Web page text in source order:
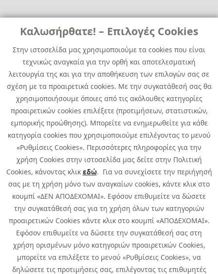
Καλωσήρθατε! – Επιλογές Cookies
Στην ιστοσελίδα μας χρησιμοποιούμε τα cookies που είναι
τεχνικώς αναγκαία για την ορθή και αποτελεσματική
λειτουργία της και για την αποθήκευση των επιλογών σας σε
σχέση με τα προαιρετικά cookies. Με την συγκατάθεσή σας θα
χρησιμοποιήσουμε όποιες από τις ακόλουθες κατηγορίες
προαιρετικών cookies επιλέξετε (προτιμήσεων, στατιστικών,
εμπορικής προώθησης). Μπορείτε να ενημερωθείτε για κάθε
κατηγορία cookies που χρησιμοποιούμε επιλέγοντας το μενού
«Ρυθμίσεις Cookies». Περισσότερες πληροφορίες για την
χρήση Cookies στην ιστοσελίδα μας δείτε στην Πολιτική
Cookies, κάνοντας κλικ εδώ. Για να συνεχίσετε την περιήγησή
σας με τη χρήση μόνο των αναγκαίων cookies, κάντε κλικ στο
κουμπί «ΔΕΝ ΑΠΟΔΕΧΟΜΑΙ». Εφόσον επιθυμείτε να δώσετε
την συγκατάθεσή σας για τη χρήση όλων των κατηγοριών
προαιρετικών Cookies κάντε κλικ στο κουμπί «ΑΠΟΔΕΧΟΜΑΙ».
Εφόσον επιθυμείτε να δώσετε την συγκατάθεσή σας στη
χρήση ορισμένων μόνο κατηγοριών προαιρετικών Cookies,
μπορείτε να επιλέξετε το μενού «Ρυθμίσεις Cookies», να
δηλώσετε τις προτιμήσεις σας, επιλέγοντας τις επιθυμητές
Χρήσιμα
News
Media Kit
Career
Quest Group